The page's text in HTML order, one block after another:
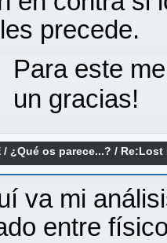
precede.
Para este
un gracias!
/ ¿Qué os parece...? / Re:Lost
va mi
entre